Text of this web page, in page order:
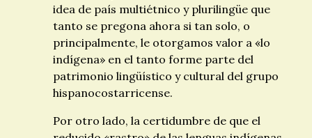
idea de país multiétnico y plurilingüe que
tanto se pregona ahora si tan solo, o
principalmente, le otorgamos valor a «lo
indígena» en el tanto forme parte del
patrimonio lingüístico y cultural del grupo
hispanocostarricense.
Por otro lado, la certidumbre de que el